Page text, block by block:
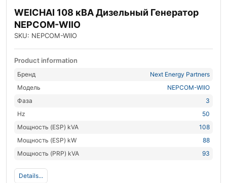
WEICHAI 108 кВА Дизельный Генератор
NEPCOM-WIIO
SKU: NEPCOM-WIIO
Product information
Бренд
Next Energy Partners
Модель
NEPCOM-WIIO
Фаза
3
Hz
50
Мощность (ESP) kVA
108
Мощность (ESP) kW
88
Мощность (PRP) kVA
93
Details...